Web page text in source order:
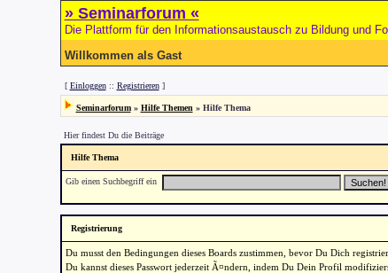
» Seminarforum «
Die Plattform für den Informationsaustausch zu Bildung und
Willkommen als Gast
[ Einloggen:: Registrieren]
Seminarforum» Hilfe Themen » Hilfe Thema
Hier findest Du die Beiträge
Hilfe Thema
Gib einen Suchbegriff ein
Registrierung
Du musst den Bedingungen dieses Boards zustimmen, bevor Du Dich
Du kannst dieses Passwort jederzeit Ã¤ndern, indem Du Dein Profil